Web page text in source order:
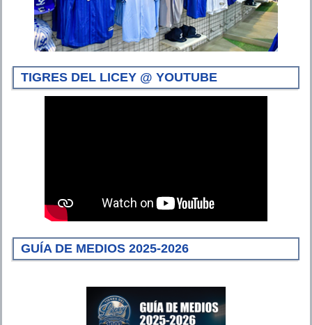
TIGRES DEL LICEY @ YOUTUBE
GUÍA DE MEDIOS 2025-2026